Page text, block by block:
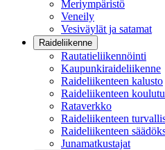
Meriympäristö
Veneily
Vesiväylät ja satamat
Raideliikenne
Rautatieliikennöinti
Kaupunkiraideliikenne
Raideliikenteen kalusto
Raideliikenteen
Rataverkko
Raideliikenteen
Raideliikenteen
Junamatkustajat